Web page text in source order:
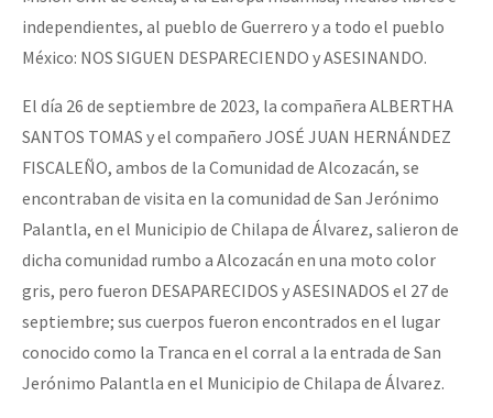
independientes, al pueblo de Guerrero y a todo el pueblo
México: NOS SIGUEN DESPARECIENDO y ASESINANDO.
El día 26 de septiembre de 2023, la compañera ALBERTHA
SANTOS TOMAS y el compañero JOSÉ JUAN HERNÁNDEZ
FISCALEÑO, ambos de la Comunidad de Alcozacán, se
encontraban de visita en la comunidad de San Jerónimo
Palantla, en el Municipio de Chilapa de Álvarez, salieron de
dicha comunidad rumbo a Alcozacán en una moto color
gris, pero fueron DESAPARECIDOS y ASESINADOS el 27 de
septiembre; sus cuerpos fueron encontrados en el lugar
conocido como la Tranca en el corral a la entrada de San
Jerónimo Palantla en el Municipio de Chilapa de Álvarez.